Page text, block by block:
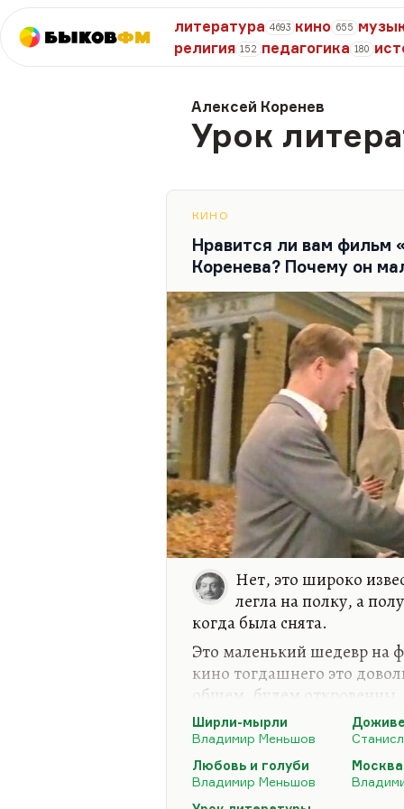
БыковФМ
литература 4693 кино 655
религия 152 педагогика 180
Алексей Коренев
Урок
КИНО
Нравится ли вам фильм
Коренева? Почему он
Нет, это широко
легла на полку, а
когда была снята.
Это маленький шедевр на
кино тогдашнего это
общем, будем откровенны,
НРЗБ. А так-то, в общем, для
«Доживем до
Надо заметить, кстати,
довольно элементарен по-
Ширли-мырли
Владимир Меньшов
Любовь и голуби
Владимир Меньшов